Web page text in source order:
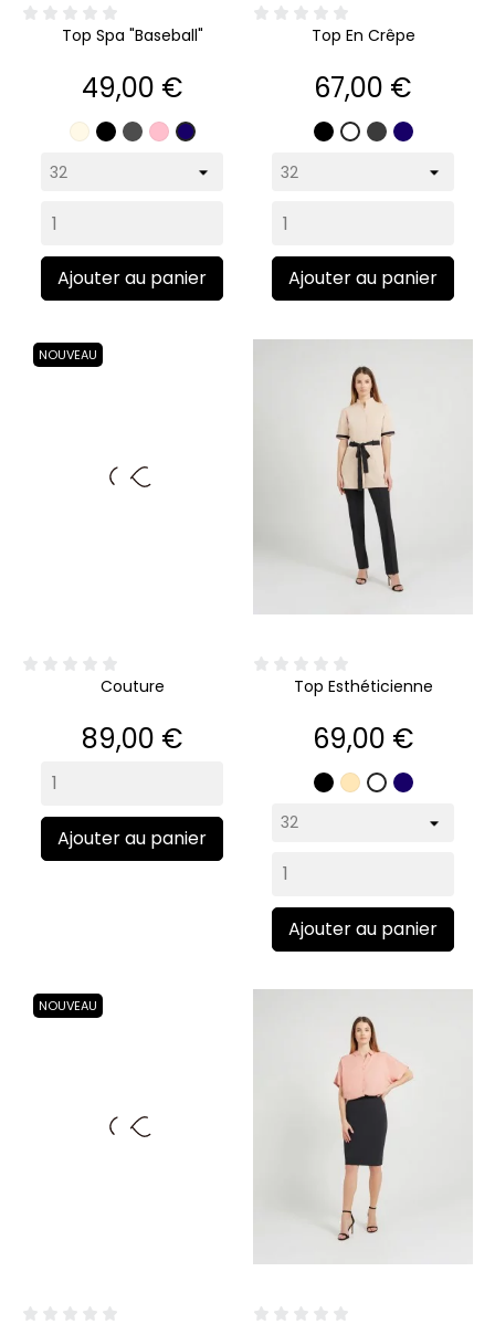
Top Spa "baseball"
Prix
49,00 €
ÉcruNoirGrisRoseMarine
Ajouter au panier
Top En Crêpe
Prix
67,00 €
NoirBlancGrisMarine
Ajouter au panier
Couture
Prix
89,00 €
Ajouter au panier
NOUVEAU
Top Esthéticienne
Prix
69,00 €
NoirBeigeBlancMarine
Ajouter au panier
NOUVEAU